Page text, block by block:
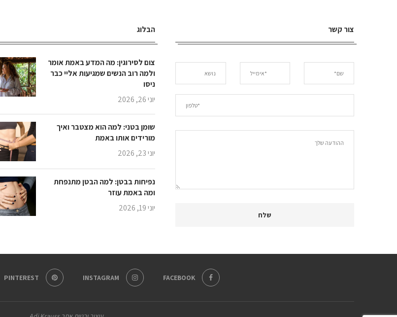
צור קשר הבלוג
צום לסירוגין: מה המדע באמת אומר
ולמה רוב הנשים שמגיעות אליי כבר
ניסו
יוני 26, 2026
שומן בטני: למה הוא מצטבר ואיך
מורידים אותו באמת
יוני 23, 2026
נפיחות בבטן: למה הבטן מתנפחת
ומה באמת עוזר
יוני 19, 2026
FACEBOOK
INSTAGRAM
PINTEREST